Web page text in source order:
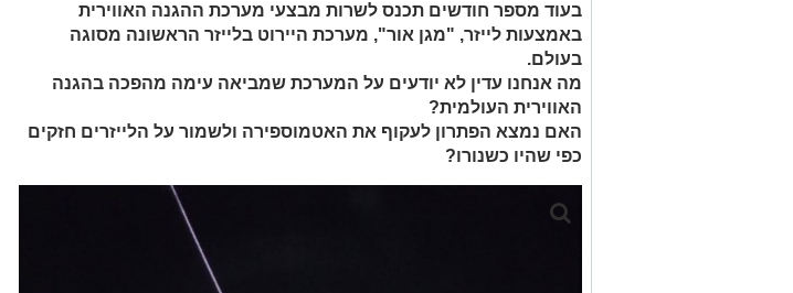
בעוד מספר חודשים תכנס לשרות מבצעי מערכת ההגנה האווירית
באמצעות לייזר, "מגן אור", מערכת היירוט בלייזר הראשונה מסוגה
בעולם.
מה אנחנו עדין לא יודעים על המערכת שמביאה עימה מהפכה בהגנה
האווירית העולמית?
האם נמצא הפתרון לעקוף את האטמוספירה ולשמור על הלייזרים חזקים
כפי שהיו כשנורו?